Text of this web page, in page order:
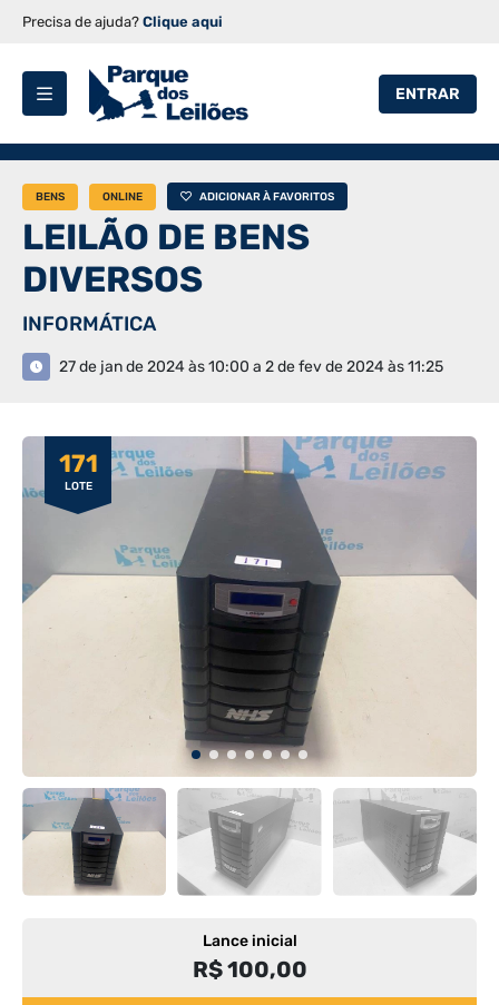
Precisa de ajuda? Clique aqui
ENTRAR
BENS ONLINE ADICIONAR À FAVORITOS
LEILÃO DE BENS
DIVERSOS
INFORMÁTICA
27 de jan de 2024 às 10:00 a 2 de fev de 2024 às 11:25
171
LOTE
Lance inicial
R$ 100,00